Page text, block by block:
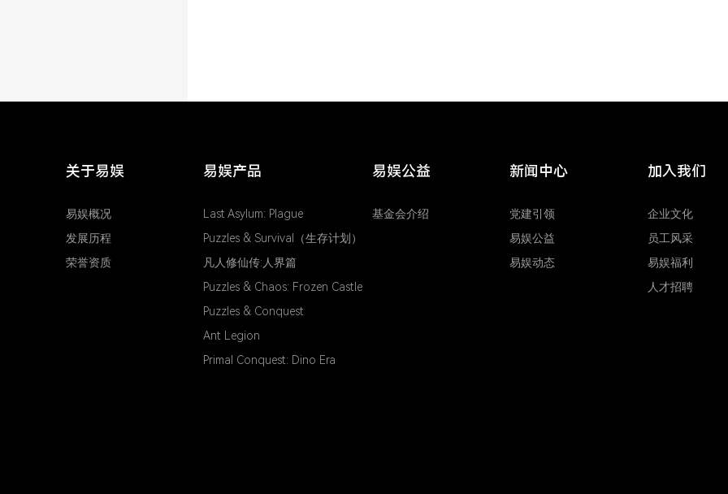
关于易娱
易娱概况
发展历程
荣誉资质
易娱产品
Last Asylum: Plague
Puzzles & Survival（生存计划）
凡人修仙传:人界篇
Puzzles & Chaos: Frozen Castle
Puzzles & Conquest
Ant Legion
Primal Conquest: Dino Era
易娱公益
基金会介绍
新闻中心
党建引领
易娱公益
易娱动态
加入我们
企业文化
员工风采
易娱福利
人才招聘